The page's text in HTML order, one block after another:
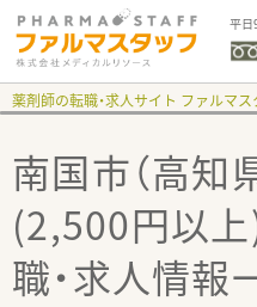
平日
薬剤師の転職・求人サイト ファルマス
南国市（高知
(2,500円以
職・求人情報